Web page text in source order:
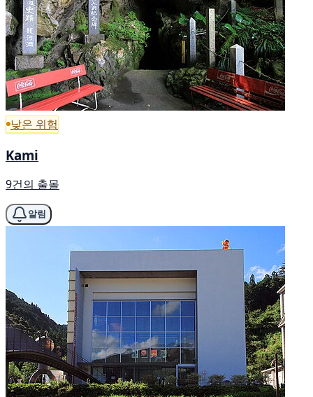
낮은 위험
Kami
9건의 출몰
알림